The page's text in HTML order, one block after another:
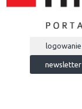
logowanie
newsletter